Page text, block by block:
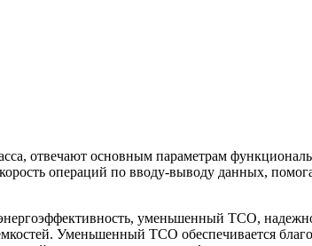
отвечают основным параметрам
операций по вводу-выводу данных,
уменьшенный TCO,
Уменьшенный TCO обеспечивается